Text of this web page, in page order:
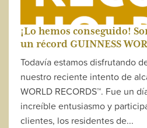
¡Lo hemos conseguido!
un récord GUINNESS
Todavía estamos disfrutando
nuestro reciente intento de
WORLD RECORDS™. Fue un
increíble entusiasmo y
clientes, los residentes de...